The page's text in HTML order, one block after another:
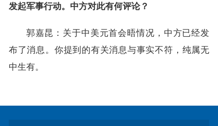
发起军事行动。中方对此有何评论？
郭嘉昆：关于中美元首会晤情况，中方已经发
布了消息。你提到的有关消息与事实不符，纯属无
中生有。